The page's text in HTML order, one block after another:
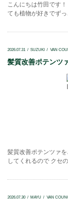
こんにちは竹田です
ても植物が好きでず
2026.07.31 SUZUKI VAN
髪質改善ポテンツ
髪質改善ポテンツァ
してくれるので クセ
2026.07.30 MAYU VAN